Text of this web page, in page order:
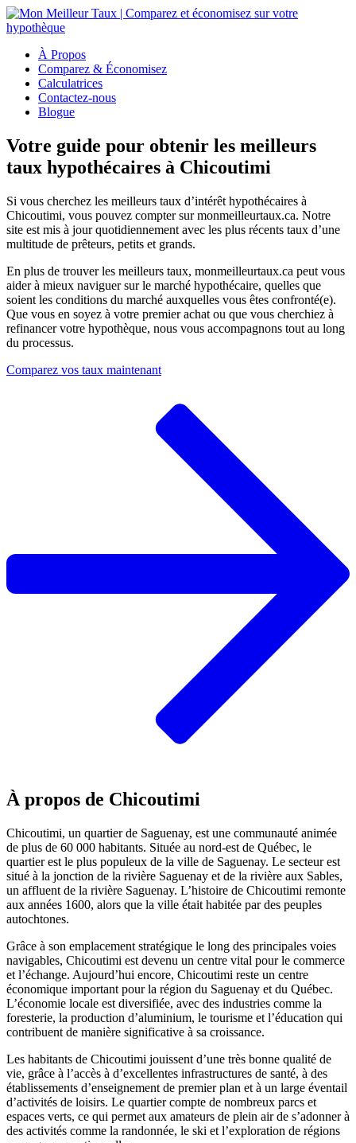
À Propos
Comparez & Économisez
Calculatrices
Contactez-nous
Blogue
Votre guide pour obtenir les meilleurs
taux hypothécaires à Chicoutimi
Si vous cherchez les meilleurs taux d’intérêt hypothécaires à
Chicoutimi, vous pouvez compter sur monmeilleurtaux.ca. Notre
site est mis à jour quotidiennement avec les plus récents taux d’une
multitude de prêteurs, petits et grands.
En plus de trouver les meilleurs taux, monmeilleurtaux.ca peut vous
aider à mieux naviguer sur le marché hypothécaire, quelles que
soient les conditions du marché auxquelles vous êtes confronté(e).
Que vous en soyez à votre premier achat ou que vous cherchiez à
refinancer votre hypothèque, nous vous accompagnons tout au long
du processus.
Comparez vos taux maintenant
À propos de Chicoutimi
Chicoutimi, un quartier de Saguenay, est une communauté animée
de plus de 60 000 habitants. Située au nord-est de Québec, le
quartier est le plus populeux de la ville de Saguenay. Le secteur est
situé à la jonction de la rivière Saguenay et de la rivière aux Sables,
un affluent de la rivière Saguenay. L’histoire de Chicoutimi remonte
aux années 1600, alors que la ville était habitée par des peuples
autochtones.
Grâce à son emplacement stratégique le long des principales voies
navigables, Chicoutimi est devenu un centre vital pour le commerce
et l’échange. Aujourd’hui encore, Chicoutimi reste un centre
économique important pour la région du Saguenay et du Québec.
L’économie locale est diversifiée, avec des industries comme la
foresterie, la production d’aluminium, le tourisme et l’éducation qui
contribuent de manière significative à sa croissance.
Les habitants de Chicoutimi jouissent d’une très bonne qualité de
vie, grâce à l’accès à d’excellentes infrastructures de santé, à des
établissements d’enseignement de premier plan et à un large éventail
d’activités de loisirs. Le quartier compte de nombreux parcs et
espaces verts, ce qui permet aux amateurs de plein air de s’adonner à
des activités comme la randonnée, le ski et l’exploration de régions